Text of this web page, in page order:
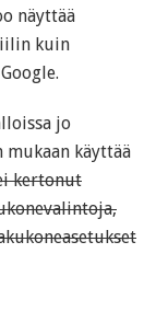
näyttää
kuin
jo
mukaan käyttää
kertonut